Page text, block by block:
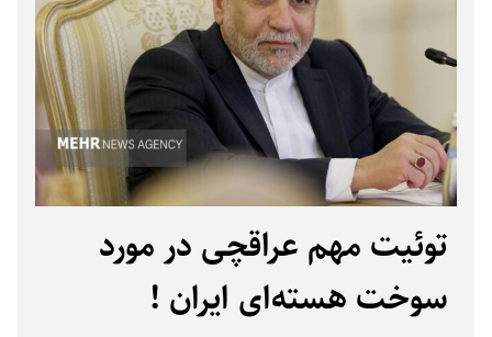
توئیت مهم عراقچی در مورد
سوخت هسته‌ای ایران !